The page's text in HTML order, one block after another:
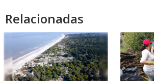
Relacionadas